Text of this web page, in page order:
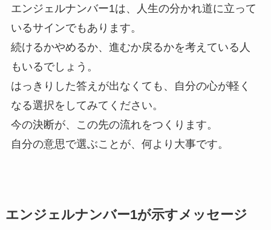
エンジェルナンバー1は、人生の分かれ道に立って
いるサインでもあります。
続けるかやめるか、進むか戻るかを考えている人
もいるでしょう。
はっきりした答えが出なくても、自分の心が軽く
なる選択をしてみてください。
今の決断が、この先の流れをつくります。
自分の意思で選ぶことが、何より大事です。
エンジェルナンバー1が示すメッセージ